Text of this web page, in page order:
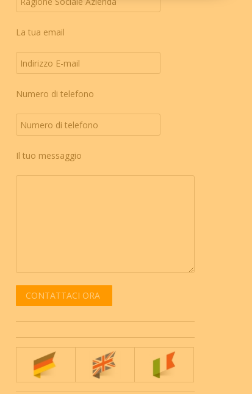
La tua email
Numero di telefono
Il tuo messaggio